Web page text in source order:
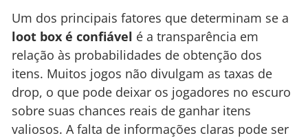
Um dos principais fatores que determinam se a
loot box é confiável é a transparência em
relação às probabilidades de obtenção dos
itens. Muitos jogos não divulgam as taxas de
drop, o que pode deixar os jogadores no escuro
sobre suas chances reais de ganhar itens
valiosos. A falta de informações claras pode ser